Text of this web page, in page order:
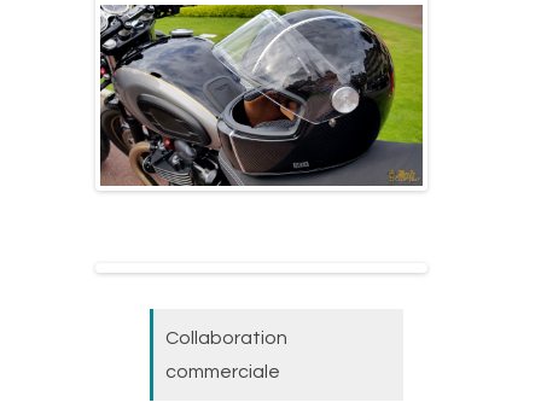
Collaboration
commerciale